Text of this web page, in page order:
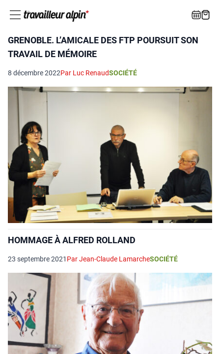
GRENOBLE. L’AMICALE DES FTP POURSUIT SON
TRAVAIL DE MÉMOIRE
8 décembre 2022Par Luc RenaudSOCIÉTÉ
HOMMAGE À ALFRED ROLLAND
23 septembre 2021 Par Jean-Claude LamarcheSOCIÉTÉ